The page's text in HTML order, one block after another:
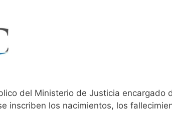
del Ministerio de Justicia encargado
inscriben los nacimientos, los